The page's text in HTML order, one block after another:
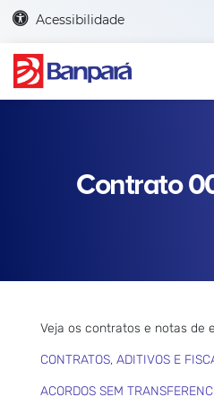
Acessibilidade
Contrato
Veja os contratos e notas de
CONTRATOS, ADITIVOS E
ACORDOS SEM